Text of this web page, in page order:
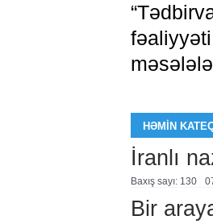
HƏMIN
İranlı
Baxış sayı: 130
Bir